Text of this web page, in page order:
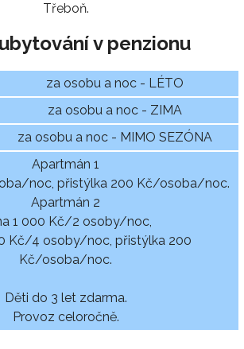
Třeboň.
v penzionu
za osobu a noc - LÉTO
za osobu a noc - ZIMA
za osobu a noc - MIMO SEZÓNA
Apartmán 1
noc, přistýlka 200 Kč/osoba/noc.
Apartmán 2
1 000 Kč/2 osoby/noc,
Kč/4 osoby/noc, přistýlka 200
Kč/osoba/noc.
Děti do 3 let zdarma.
Provoz celoročně.